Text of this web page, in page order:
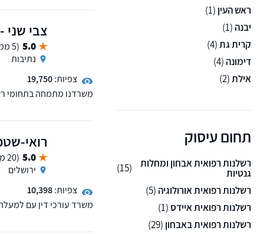
ראש העין (1)
יבנה (1)
קרית גת(4)
דימונה (4)
אילת(2)
תחום עיסוק
רשלנות רפואית אבחון ומחלות
גנטיות
(15)
רשלנות רפואית אורולוגיה (5)
רשלנות רפואית איידס(1)
רשלנות רפואית באבחון (29)
צבי שני
5.0 (5 ממליצים)
נתיבות
צפיות:19,750
משרדנו מתמחה בתחומי
רואי-
5.0 (20 ממליצים)
ירושלים
צפיות:10,398